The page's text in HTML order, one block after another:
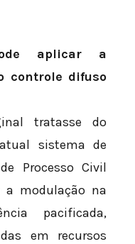
aplicar a
controle difuso
tratasse do
sistema de
Processo Civil
a modulação na
pacificada,
em recursos